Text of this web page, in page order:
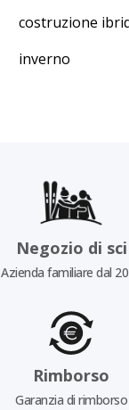
costruzione
inverno
Negozio di sci
Azienda familiare dal
Rimborso
Garanzia di rimborso